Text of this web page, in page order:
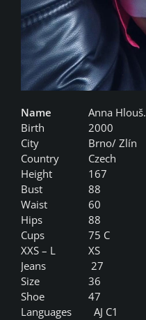
Name
Anna Hlouš.
Birth
2000
City
Brno/ Zlín
Country
Czech
Height
167
Bust
88
Waist
60
Hips
88
Cups
75 C
XXS – L
XS
Jeans
27
Size
36
Shoe
47
Languages
AJ C1